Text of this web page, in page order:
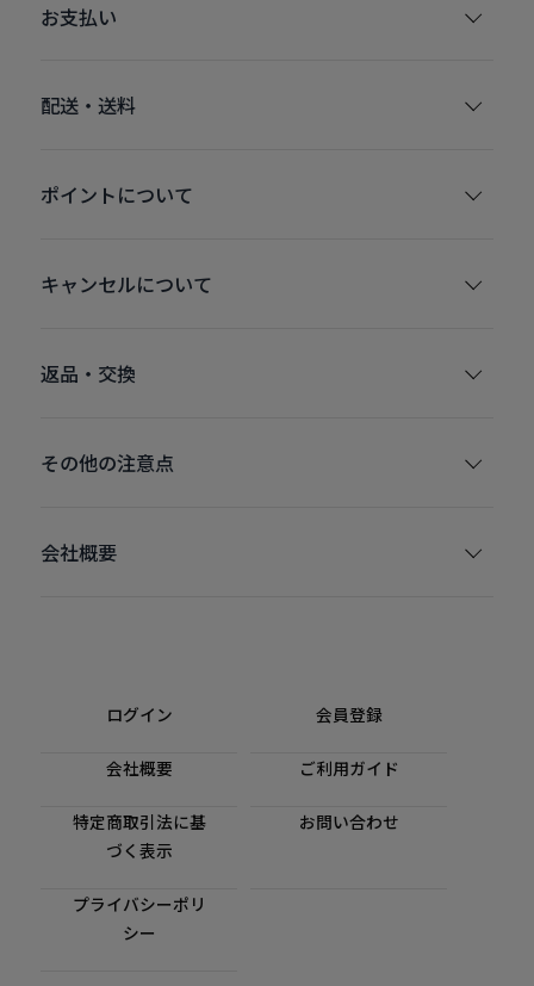
お支払い
配送・送料
ポイントについて
キャンセルについて
返品・交換
その他の注意点
会社概要
ログイン 会員登録
会社概要 ご利用ガイド
特定商取引法に基
づく表示
お問い合わせ
プライバシーポリ
シー